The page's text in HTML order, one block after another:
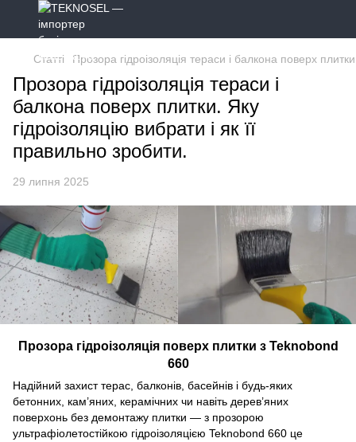
Статті Прозора гідроізоляція тераси і балкона поверх
Прозора гідроізоляція тераси і
балкона поверх плитки. Яку
гідроізоляцію вибрати і як її
правильно зробити.
29 липня 2025
Прозора гідроізоляція поверх плитки з Teknobond
660
Надійний захист терас, балконів, басейнів і будь-яких
бетонних, кам’яних, керамічних чи навіть дерев’яних
поверхонь без демонтажу плитки — з прозорою
ультрафіолетостійкою гідроізоляцією Teknobond 660 це